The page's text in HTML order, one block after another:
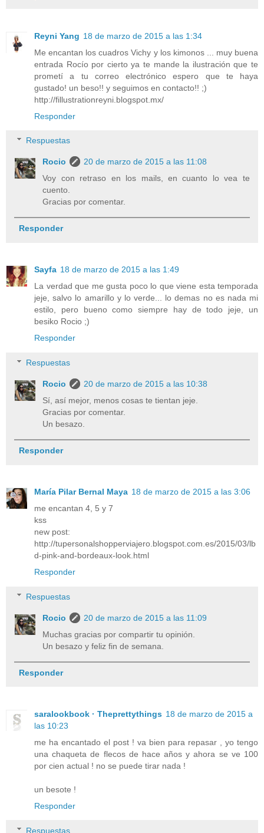
Reyni Yang 18 de marzo de 2015 a las 1:34
Me encantan los cuadros Vichy y los kimonos ... muy buena
entrada Rocío por cierto ya te mande la ilustración que te
prometí a tu correo electrónico espero que te haya
gustado! un beso!! y seguimos en contacto!! ;)
http://fillustrationreyni.blogspot.mx/
Responder
Respuestas
Rocio
20 de marzo de 2015 a las 11:08
Voy con retraso en los mails, en cuanto lo vea te
cuento.
Gracias por comentar.
Responder
Sayfa 18 de marzo de 2015 a las 1:49
La verdad que me gusta poco lo que viene esta temporada
jeje, salvo lo amarillo y lo verde... lo demas no es nada mi
estilo, pero bueno como siempre hay de todo jeje, un
besiko Rocio ;)
Responder
Respuestas
Rocio
20 de marzo de 2015 a las 10:38
Sí, así mejor, menos cosas te tientan jeje.
Gracias por comentar.
Un besazo.
Responder
María Pilar Bernal Maya 18 de marzo de 2015 a las 3:06
me encantan 4, 5 y 7
kss
new post:
http://tupersonalshopperviajero.blogspot.com.es/2015/03/lb
d-pink-and-bordeaux-look.html
Responder
Respuestas
Rocio
20 de marzo de 2015 a las 11:09
Muchas gracias por compartir tu opinión.
Un besazo y feliz fin de semana.
Responder
saralookbook · Theprettythings 18 de marzo de 2015 a
las 10:23
me ha encantado el post ! va bien para repasar , yo tengo
una chaqueta de flecos de hace años y ahora se ve 100
por cien actual ! no se puede tirar nada !
un besote !
Responder
Respuestas